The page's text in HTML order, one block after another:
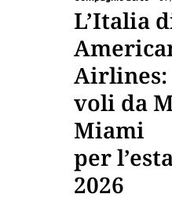
L’Italia
Airlines:
voli da
Miami
per
2026